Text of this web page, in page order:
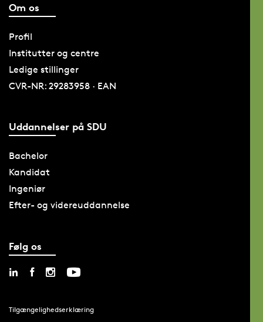
Om os
Profil
Institutter og centre
Ledige stillinger
CVR-NR: 29283958 · EAN
Uddannelser på SDU
Bachelor
Kandidat
Ingeniør
Efter- og videreuddannelse
Følg os
Tilgængelighedserklæring